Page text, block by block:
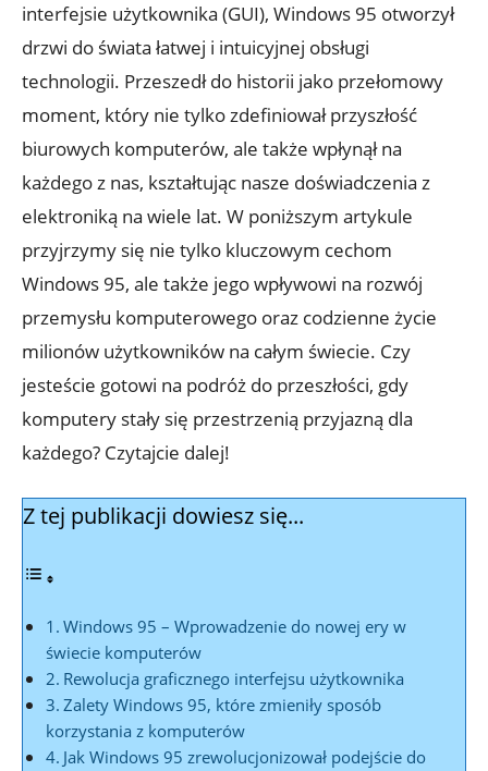
interfejsie użytkownika (GUI), Windows 95 otworzył
drzwi do świata łatwej i intuicyjnej obsługi
technologii. Przeszedł do historii jako przełomowy
moment, który nie tylko zdefiniował przyszłość
biurowych komputerów, ale także wpłynął na
każdego z nas, kształtując nasze doświadczenia z
elektroniką na wiele lat. W poniższym artykule
przyjrzymy się nie tylko kluczowym cechom
Windows 95, ale także jego wpływowi na rozwój
przemysłu komputerowego oraz codzienne życie
milionów użytkowników na całym świecie. Czy
jesteście gotowi na podróż do przeszłości, gdy
komputery stały się przestrzenią przyjazną dla
każdego? Czytajcie dalej!
Z tej publikacji dowiesz się...
Windows 95 – Wprowadzenie do nowej ery w
świecie komputerów
Rewolucja graficznego interfejsu użytkownika
Zalety Windows 95, które zmieniły sposób
korzystania z komputerów
Jak Windows 95 zrewolucjonizował podejście do